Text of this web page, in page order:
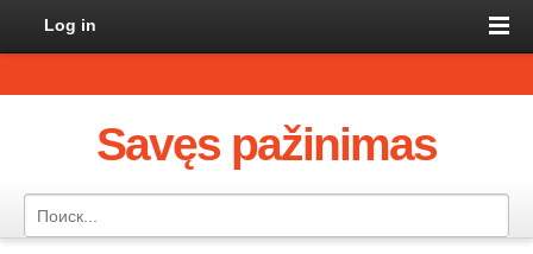
Log in
Savęs pažinimas